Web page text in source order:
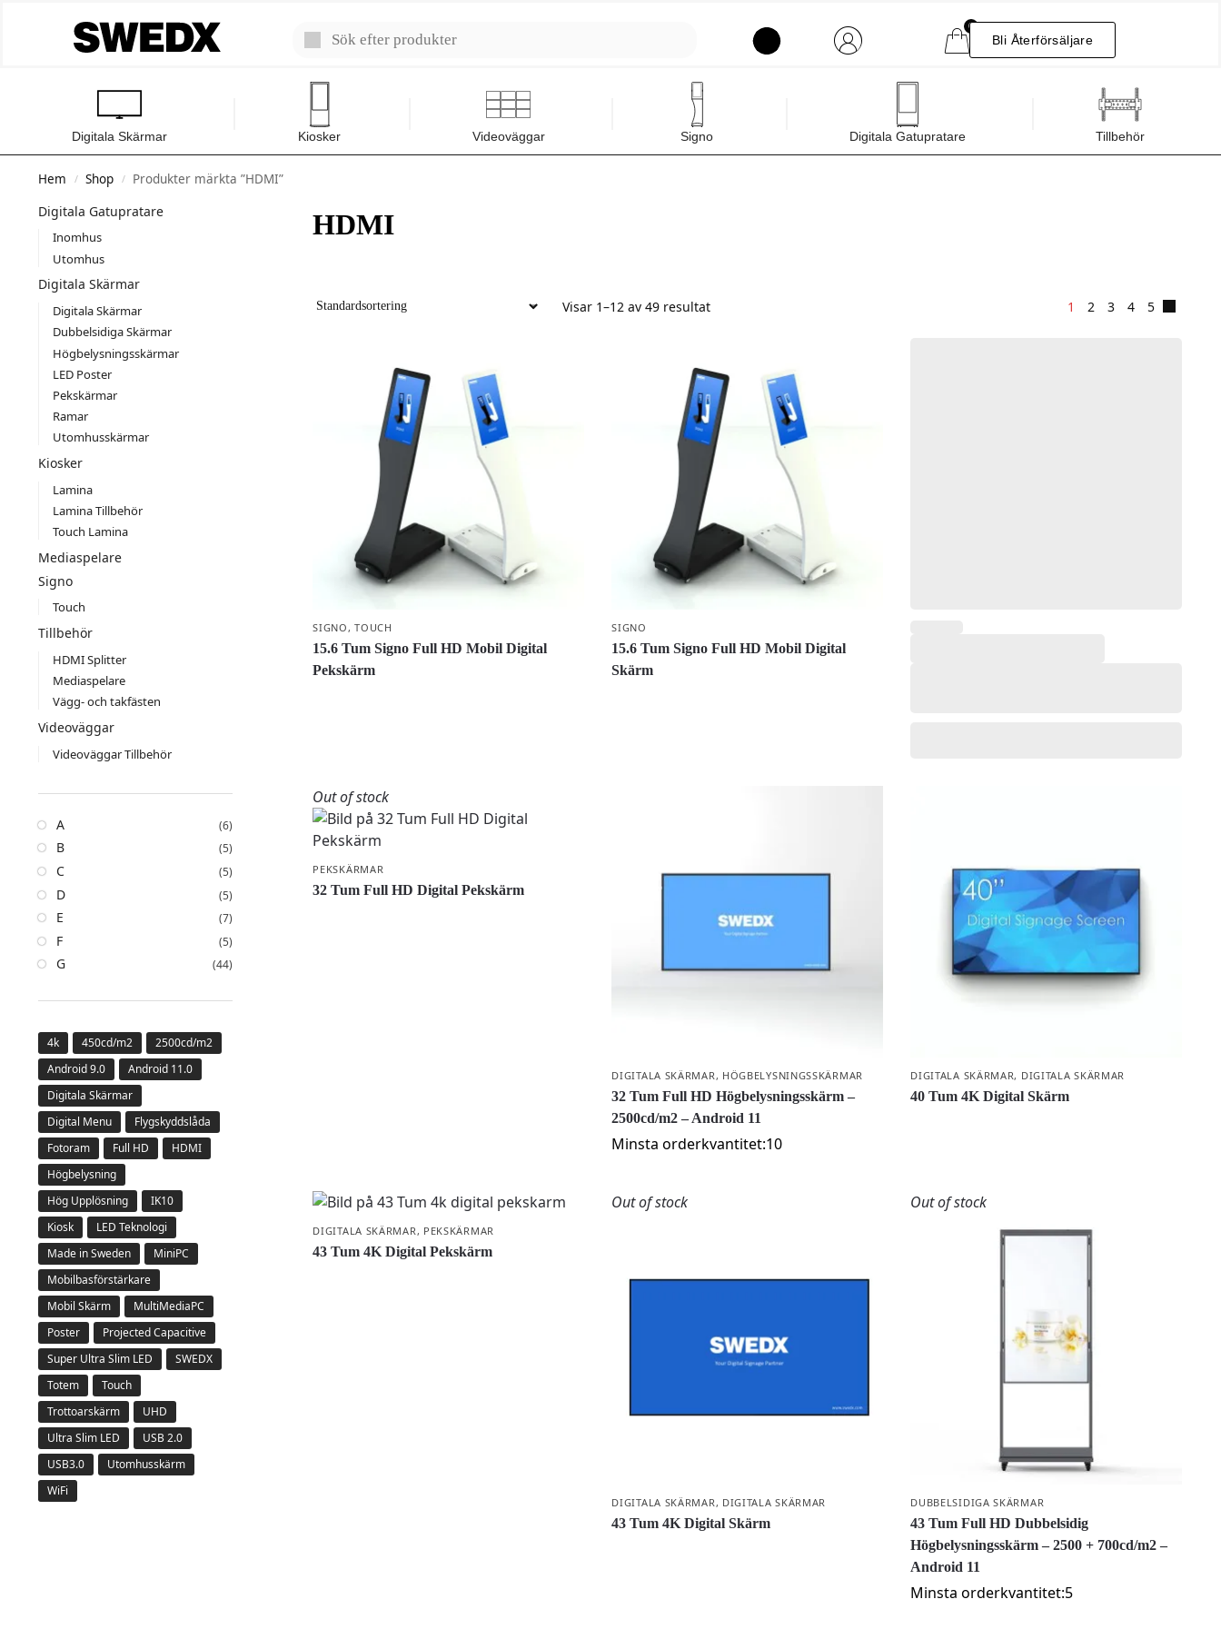
0
Bli Återförsäljare
Digitala Skärmar Kiosker Videoväggar Signo Digitala Gatupratare Tillbehör
Hem / Shop / Produkter märkta ”HDMI”
HDMI
Visar 1–12 av 49 resultat 1 2 3 4 5
SIGNO ,TOUCH
15.6 Tum Signo Full HD Mobil Digital
Pekskärm
SIGNO
15.6 Tum Signo Full HD Mobil Digital
Skärm
Out of stock
PEKSKÄRMAR
32 Tum Full HD Digital Pekskärm
DIGITALA SKÄRMAR , HÖGBELYSNINGSSKÄRMAR
32 Tum Full HD Högbelysningsskärm –
2500cd/m2 – Android 11
Minsta orderkvantitet:10
DIGITALA SKÄRMAR, DIGITALA SKÄRMAR
40 Tum 4K Digital Skärm
DIGITALA SKÄRMAR , PEKSKÄRMAR
43 Tum 4K Digital Pekskärm
Out of stock
DIGITALA SKÄRMAR , DIGITALA SKÄRMAR
43 Tum 4K Digital Skärm
Out of stock
DUBBELSIDIGA SKÄRMAR
43 Tum Full HD Dubbelsidig
Högbelysningsskärm – 2500 + 700cd/m2 –
Android 11
Minsta orderkvantitet:5
Digitala Gatupratare
Inomhus
Utomhus
Digitala Skärmar
Digitala Skärmar
Dubbelsidiga Skärmar
Högbelysningsskärmar
LED Poster
Pekskärmar
Ramar
Utomhusskärmar
Kiosker
Lamina
Lamina Tillbehör
Touch Lamina
Mediaspelare
Signo
Touch
Tillbehör
HDMI Splitter
Mediaspelare
Vägg- och takfästen
Videoväggar
Videoväggar Tillbehör
A (6)
B (5)
C (5)
D (5)
E (7)
F (5)
G (44)
4k 450cd/m2
2500cd/m2
Android 9.0
Android 11.0
Digitala Skärmar
Digital Menu
Flygskyddslåda
Fotoram
Full HD
HDMI
Högbelysning
Hög Upplösning
IK10
Kiosk
LED Teknologi
Made in Sweden
MiniPC
Mobilbasförstärkare
Mobil Skärm
MultiMediaPC
Poster
Projected Capacitive
Super Ultra Slim LED
SWEDX
Totem
Touch
Trottoarskärm
UHD
Ultra Slim LED
USB 2.0
USB3.0
Utomhusskärm
WiFi